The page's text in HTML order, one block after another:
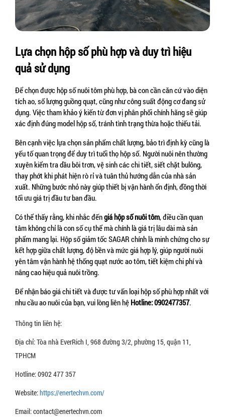
Lựa chọn hộp số phù hợp và duy trì hiệu
quả sử dụng
Để chọn được hộp số nuôi tôm phù hợp, bà con cần căn cứ vào diện
tích ao, số lượng guồng quạt, cũng như công suất động cơ đang sử
dụng. Việc tham khảo ý kiến từ đơn vị phân phối chính hãng sẽ giúp
xác định đúng model hộp số, tránh tình trạng thừa hoặc thiếu tải.
Bên cạnh việc lựa chọn sản phẩm chất lượng, bảo trì định kỳ cũng là
yếu tố quan trọng để duy trì tuổi thọ hộp số. Người nuôi nên thường
xuyên kiểm tra dầu bôi trơn, vệ sinh các chi tiết, siết chặt bulông,
thay phớt khi phát hiện rò rỉ và tuân thủ hướng dẫn của nhà sản
xuất. Những bước nhỏ này giúp thiết bị vận hành ổn định, đồng thời
tối ưu giá trị đầu tư ban đầu.
Có thể thấy rằng, khi nhắc đến giá hộp số nuôi tôm, điều cần quan
tâm không chỉ là con số cụ thể mà chính là giá trị lâu dài mà sản
phẩm mang lại. Hộp số giảm tốc SAGAR chính là minh chứng cho sự
kết hợp giữa chất lượng, độ bền và mức giá hợp lý, giúp người nuôi
yên tâm vận hành hệ thống quạt nước ao tôm, tiết kiệm chi phí và
nâng cao hiệu quả nuôi trồng.
Để nhận báo giá chi tiết và được tư vấn loại hộp số phù hợp nhất với
nhu cầu ao nuôi của bạn, vui lòng liên hệ Hotline: 0902477357.
Thông tin liên hệ:
Địa chỉ: Tòa nhà EverRich I, 968 đường 3/2, phường 15, quận 11,
TPHCM
Hotline: 0902 477 357
Website:https://enertechvn.com/
Email: contact@enertechvn.com